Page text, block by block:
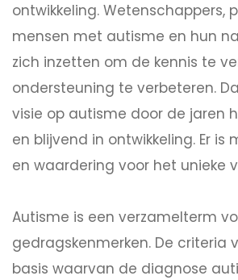
ontwikkeling. Wetenschappers,
mensen met autisme en hun
zich inzetten om de kennis te
ondersteuning te verbeteren.
visie op autisme door de jaren
en blijvend in ontwikkeling. Er
en waardering voor het unieke
Autisme is een verzamelterm
gedragskenmerken. De criteria
basis waarvan de diagnose